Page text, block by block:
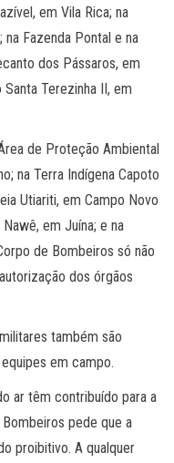
em Vila Rica; na
na Fazenda Pontal e na
dos Pássaros, em
Terezinha II, em
de Proteção Ambiental
na Terra Indígena Capoto
Utiariti, em Campo Novo
em Juína; e na
de Bombeiros só não
dos órgãos
também são
em campo.
ar têm contribuído para a
pede que a
proibitivo. A qualquer